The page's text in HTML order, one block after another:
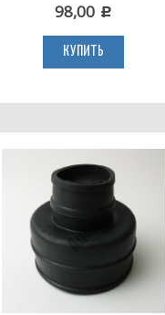
98,00 c
КУПИТЬ